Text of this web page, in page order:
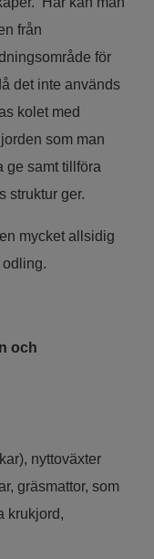
från
för
det inte används
kolet med
som man
ge samt tillföra
struktur ger.
mycket allsidig
odling.
och
nyttoväxter
gräsmattor, som
krukjord,